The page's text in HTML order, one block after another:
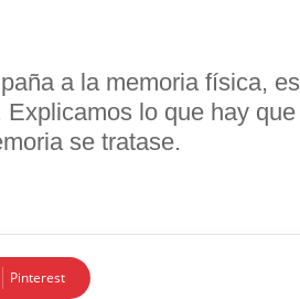
a la memoria física,
lo que hay
se tratase.
Pinterest